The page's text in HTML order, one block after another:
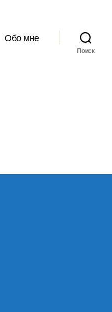
Обо мне
Поиск